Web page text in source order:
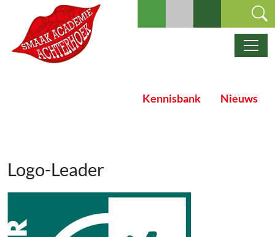
Ga naar de inhoud
Hoofdnavigatie
Kennisbank Nieuws
Logo-Leader